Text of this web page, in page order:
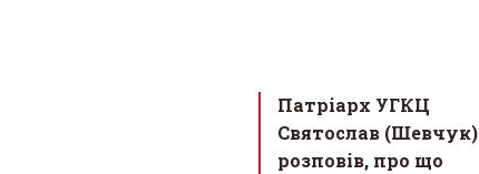
Патріарх УГКЦ
Святослав (Шевчук)
розповів, про що